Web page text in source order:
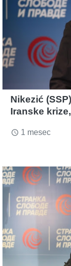
Nikezić
Iranske
access_time 1 mesec